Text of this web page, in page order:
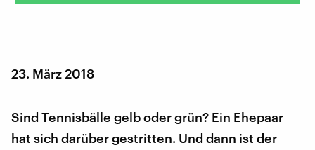
23. März 2018
Sind Tennisbälle gelb oder grün? Ein Ehepaar
hat sich darüber gestritten. Und dann ist der